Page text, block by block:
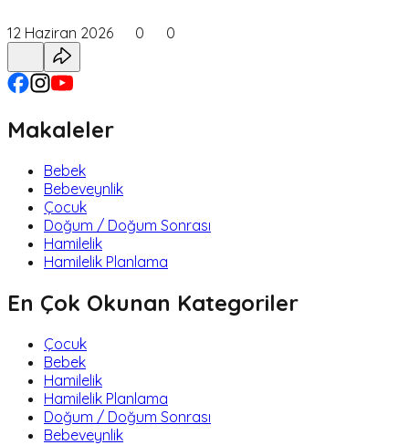
12 Haziran 2026 0 0
Makaleler
Bebek
Bebeveynlik
Çocuk
Doğum / Doğum Sonrası
Hamilelik
Hamilelik Planlama
En Çok Okunan Kategoriler
Çocuk
Bebek
Hamilelik
Hamilelik Planlama
Doğum / Doğum Sonrası
Bebeveynlik